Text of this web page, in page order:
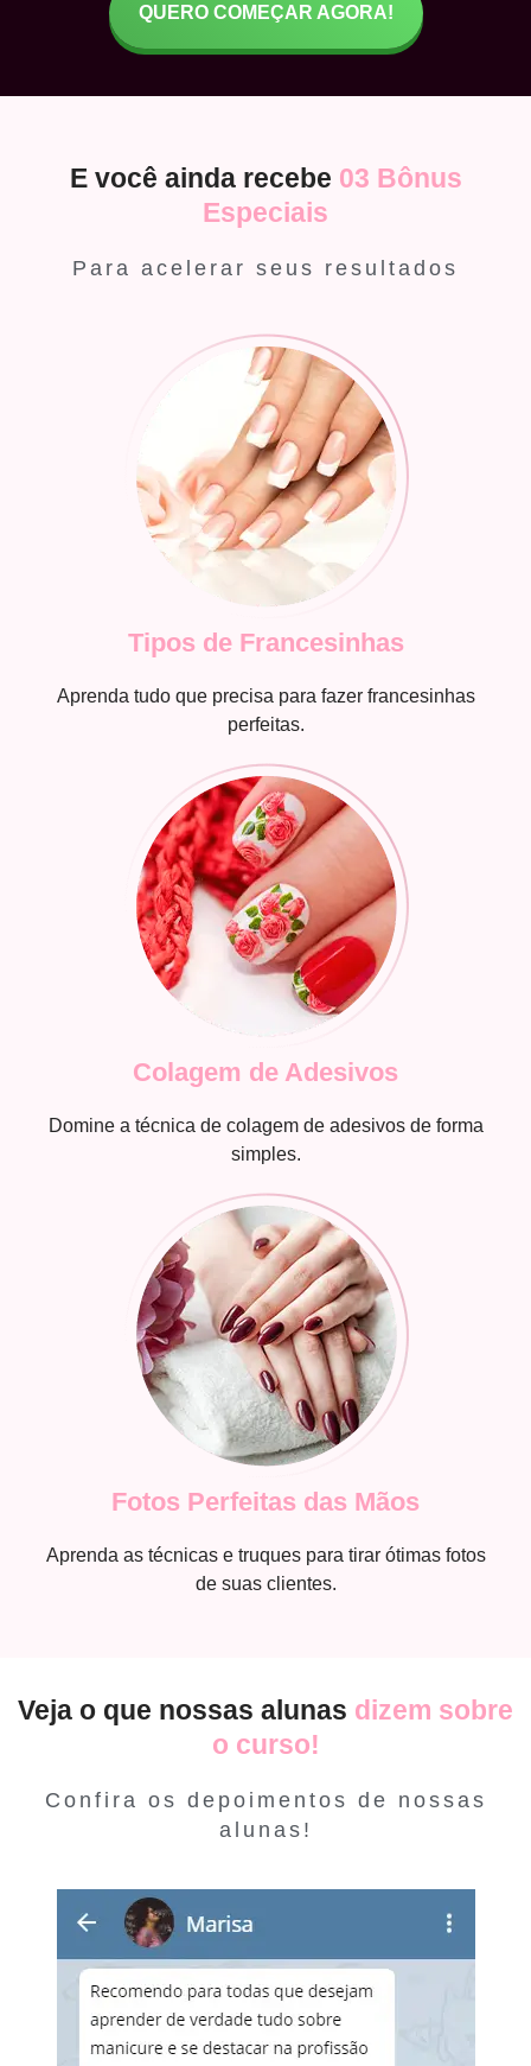
QUERO COMEÇAR AGORA!
E você ainda recebe 03 Bônus
Especiais
Para acelerar seus resultados
Tipos de Francesinhas
Aprenda tudo que precisa para fazer francesinhas
perfeitas.
Colagem de Adesivos
Domine a técnica de colagem de adesivos de forma
simples.
Fotos Perfeitas das Mãos
Aprenda as técnicas e truques para tirar ótimas fotos
de suas clientes.
Veja o que nossas alunas dizem sobre
o curso!
Confira os depoimentos de nossas
alunas!